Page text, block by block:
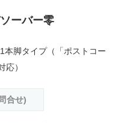
ーバー零
本脚タイプ（「ポストコー
応）
合せ)